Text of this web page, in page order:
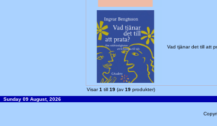
Vad tjänar det till att
Visar1 till 19 (av 19 produkter)
Sunday 09 August, 2026